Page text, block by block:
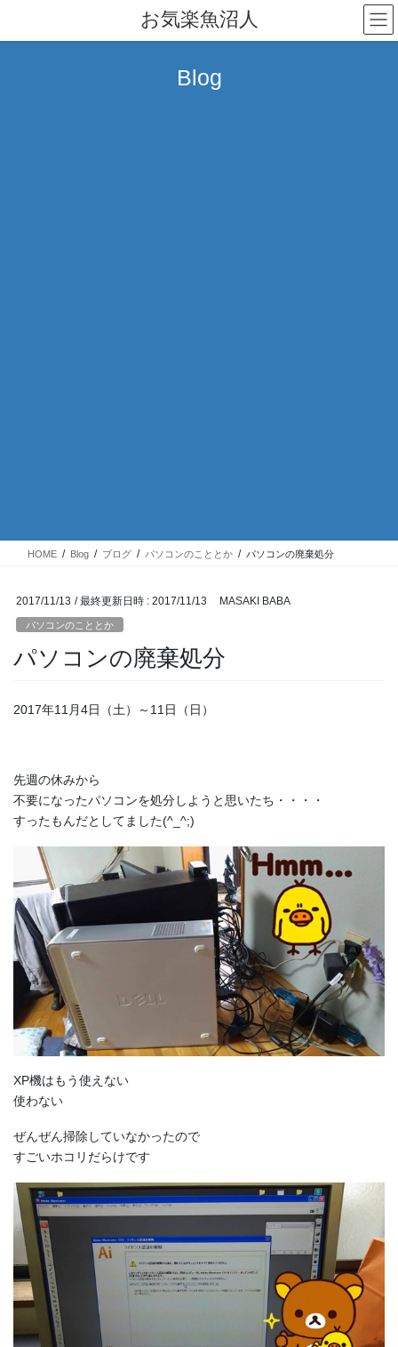
テ
ゲ
お気楽魚沼人
Blog
HOME Blog ブログ パソコンのこととか パソコンの廃棄処分
2017/11/13 / 最終更新日時 : 2017/11/13 MASAKI BABA
パソコンのこととか
パソコンの廃棄処分
2017年11月4日（土）～11日（日）
先週の休みから
不要になったパソコンを処分しようと思いたち・・・・
すったもんだとしてました(^_^;)
XP機はもう使えない
使わない
ぜんぜん掃除していなかったので
すごいホコリだらけです